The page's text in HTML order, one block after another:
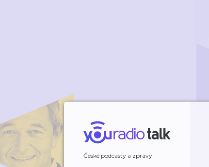
České podcasty a zprávy